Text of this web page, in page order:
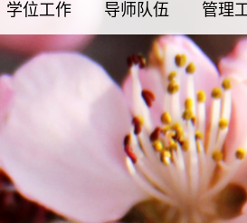
学位工作 导师队伍 管理